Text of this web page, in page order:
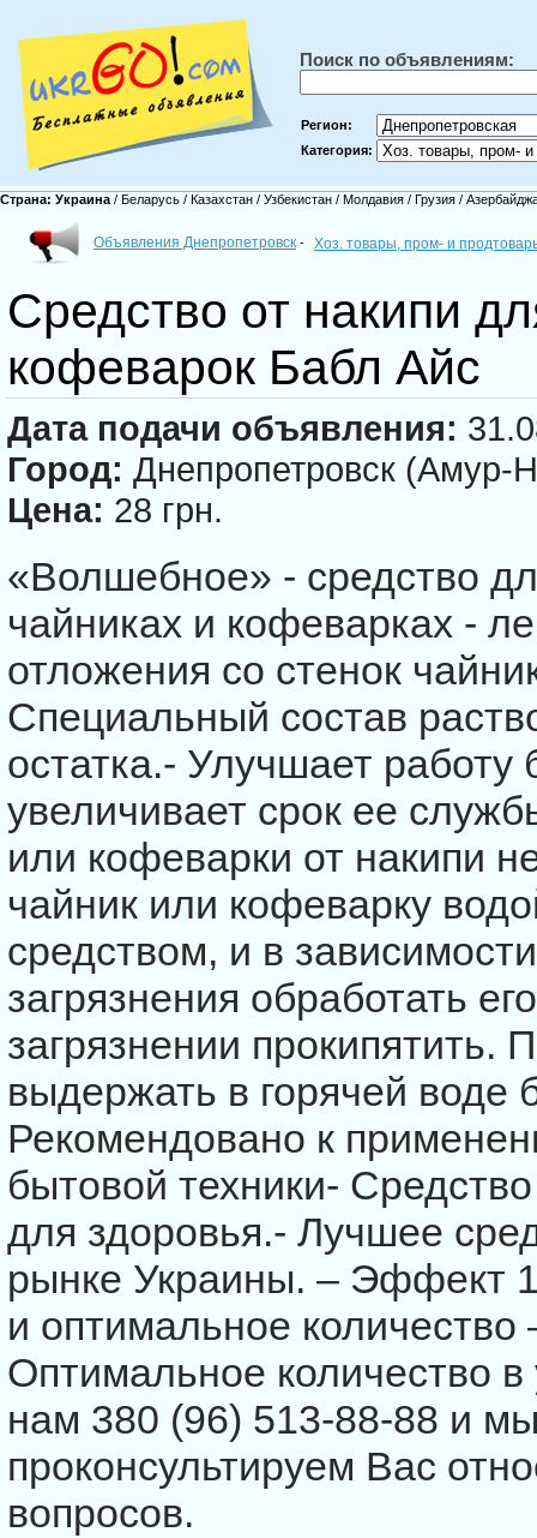
Поиск по объявлениям:
Регион:
Категория:
Страна: Украина / Беларусь / Казахстан / Узбекистан / Молдавия / Грузия /
Объявления Днепропетровск - Хоз. товары, пром- и
Средство от накипи
кофеварок Бабл Айс
Дата подачи объявления:
Город: Днепропетровск (Амур-
Цена: 28 грн.
«Волшебное» - средство
чайниках и кофеварках -
отложения со стенок
Специальный состав
остатка.- Улучшает работу
увеличивает срок ее
или кофеварки от накипи
чайник или кофеварку
средством, и в
загрязнения обработать
загрязнении прокипятить.
выдержать в горячей воде
Рекомендовано к
бытовой техники-
для здоровья.- Лучшее
рынке Украины. – Эффект
и оптимальное
Оптимальное количество в
нам 380 (96) 513-88-88 и
проконсультируем Вас
вопросов.